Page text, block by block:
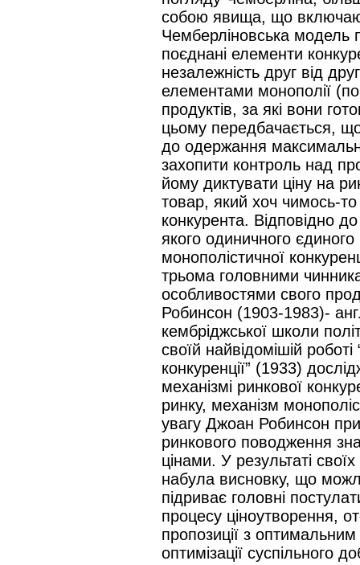
собою явища, що
Чемберліновська модель
поєднані елементи
незалежність друг від
елементами монополії
продуктів, за які вони
цьому передбачається,
до одержання
захопити контроль над
йому диктувати ціну на
товар, який хоч чимось-то
конкурента. Відповідно
якого одиничного
монополістичної
трьома головними
особливостями свого
Робинсон (1903-1983)-
кембріджської школи
своїй найвідомішій
конкуренції” (1933)
механізмі ринкової
ринку, механізм
увагу Джоан Робинсон
ринкового поводження
цінами. У результаті
набула висновку, що
підриває головні
процесу ціноутворення,
пропозиції з
оптимізації суспільного